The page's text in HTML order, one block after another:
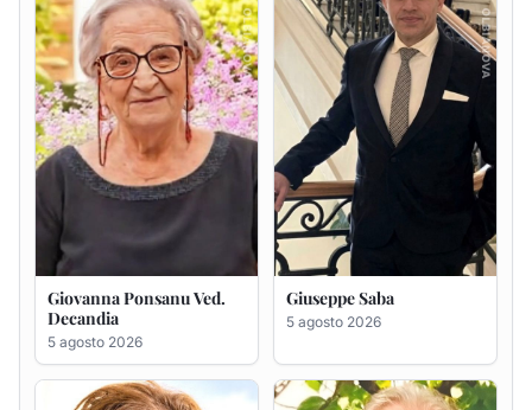
Giovanna Ponsanu Ved.
Decandia
5 agosto 2026
Giuseppe Saba
5 agosto 2026